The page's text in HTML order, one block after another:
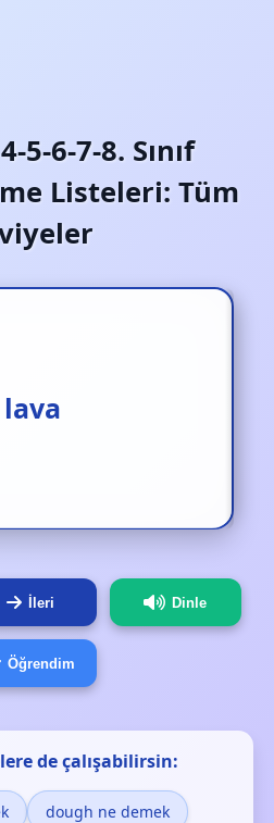
4-5-6-7-8. Sınıf
Listeleri: Tüm
lava
lav
İleri Dinle
Öğrendim
de çalışabilirsin:
dough ne demek